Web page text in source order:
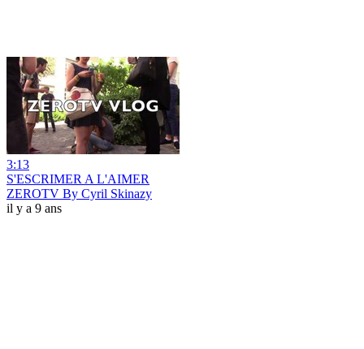
3:13
S'ESCRIMER A L'AIMER
ZEROTV By Cyril Skinazy
il y a 9 ans